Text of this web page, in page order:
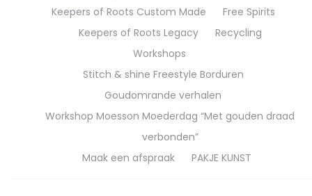
Keepers of Roots Custom Made
Free Spirits
Keepers of Roots Legacy
Recycling
Workshops
Stitch & shine Freestyle Borduren
Goudomrande verhalen
Workshop Moesson Moederdag “Met gouden draad
verbonden”
Maak een afspraak
PAKJE KUNST